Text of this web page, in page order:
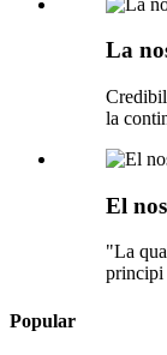
La
la
El
"La
principi
Popular